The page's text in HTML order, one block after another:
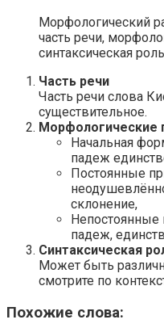
Морфологический
часть речи,
синтаксическая
Часть речи
Часть речи слова
существительное.
Морфологические
Начальная
падеж
Постоянные
склонение,
Непостоянные
падеж,
Синтаксическая
Может быть
смотрите по
Похожие слова: